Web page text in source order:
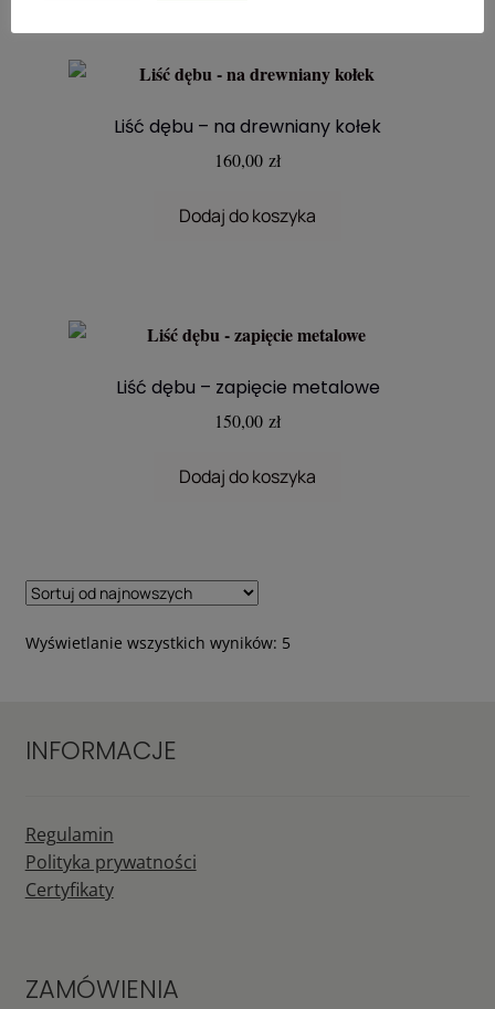
Liść dębu – na drewniany kołek
160,00 zł
Dodaj do koszyka
Liść dębu – zapięcie metalowe
150,00 zł
Dodaj do koszyka
Wyświetlanie wszystkich wyników: 5Posortowane
INFORMACJE
Regulamin
Polityka prywatności
Certyfikaty
ZAMÓWIENIA